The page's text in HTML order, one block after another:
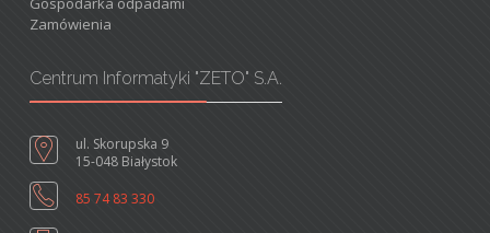
Zamówienia
Centrum Informatyki "ZETO" S.A.
ul. Skorupska 9
15-048 Białystok
85 74 83 330